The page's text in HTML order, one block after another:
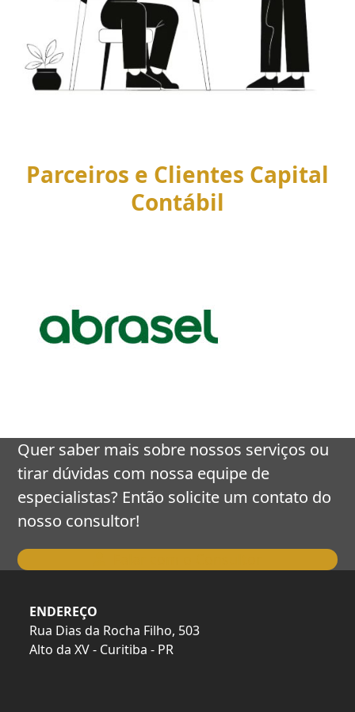
Parceiros e Clientes Capital
Contábil
right
carousel
navigation
buttons
Quer saber mais sobre nossos serviços ou
tirar dúvidas com nossa equipe de
especialistas? Então solicite um contato do
nosso consultor!
ENDEREÇO
Rua Dias da Rocha Filho, 503
Alto da XV - Curitiba - PR